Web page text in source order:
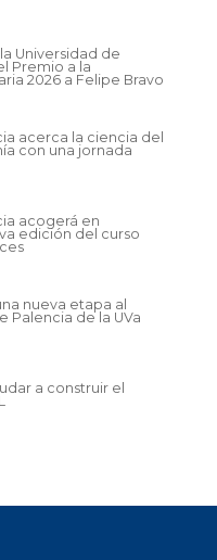
Universidad de
Premio a la
2026 a Felipe Bravo
acerca la ciencia del
con una jornada
acogerá en
edición del curso
nueva etapa al
Palencia de la UVa
a construir el